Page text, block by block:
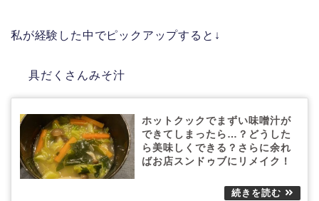
私が経験した中でピックアップすると↓
具だくさんみそ汁
ホットクックでまずい味噌汁が
できてしまったら…？どうした
ら美味しくできる？さらに余れ
ばお店スンドゥブにリメイク！